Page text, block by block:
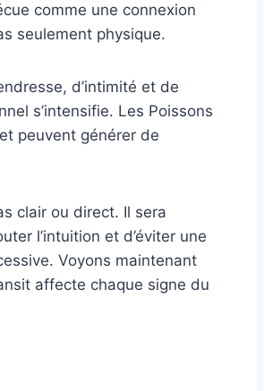
comme une connexion
seulement physique.
d’intimité et de
s’intensifie. Les Poissons
peuvent générer de
clair ou direct. Il sera
l’intuition et d’éviter une
Voyons maintenant
affecte chaque signe du